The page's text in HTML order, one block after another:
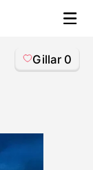
AllGillar 0